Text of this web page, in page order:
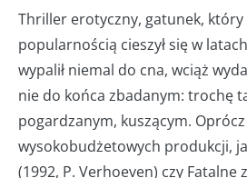
Thriller erotyczny, gatunek, który
popularnością cieszył się w
wypalił niemal do cna, wciąż
nie do końca zbadanym: trochę
pogardzanym, kuszącym. Oprócz
wysokobudżetowych produkcji,
(1992, P. Verhoeven) czy Fatalne